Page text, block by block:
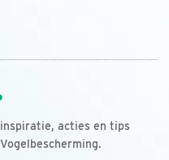
acties en tips